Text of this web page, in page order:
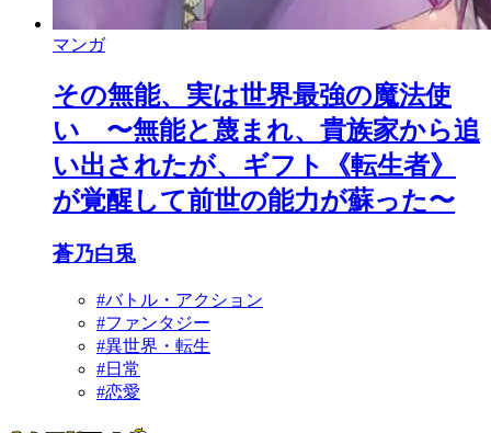
マンガ
その無能、実は世界最強の魔法使
い 〜無能と蔑まれ、貴族家から追
い出されたが、ギフト《転生者》
が覚醒して前世の能力が蘇った〜
蒼乃白兎
#バトル・アクション
#ファンタジー
#異世界・転生
#日常
#恋愛